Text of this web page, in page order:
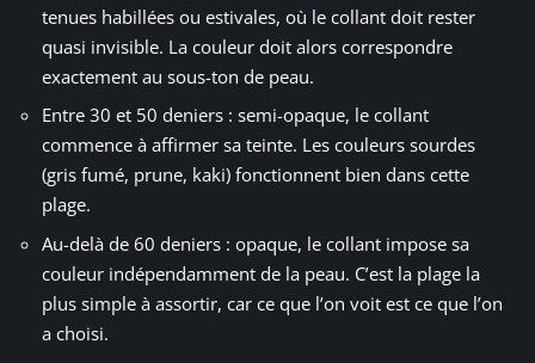
tenues habillées ou estivales, où le collant doit rester
quasi invisible. La couleur doit alors correspondre
exactement au sous-ton de peau.
Entre 30 et 50 deniers : semi-opaque, le collant
commence à affirmer sa teinte. Les couleurs sourdes
(gris fumé, prune, kaki) fonctionnent bien dans cette
plage.
Au-delà de 60 deniers : opaque, le collant impose sa
couleur indépendamment de la peau. C’est la plage la
plus simple à assortir, car ce que l’on voit est ce que l’on
a choisi.